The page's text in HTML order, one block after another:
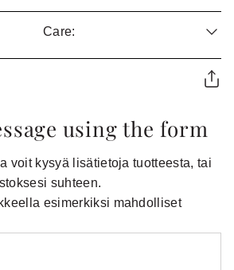
Care:
using the form
voit kysyä lisätietoja tuotteesta, tai
suhteen.
esimerkiksi mahdolliset